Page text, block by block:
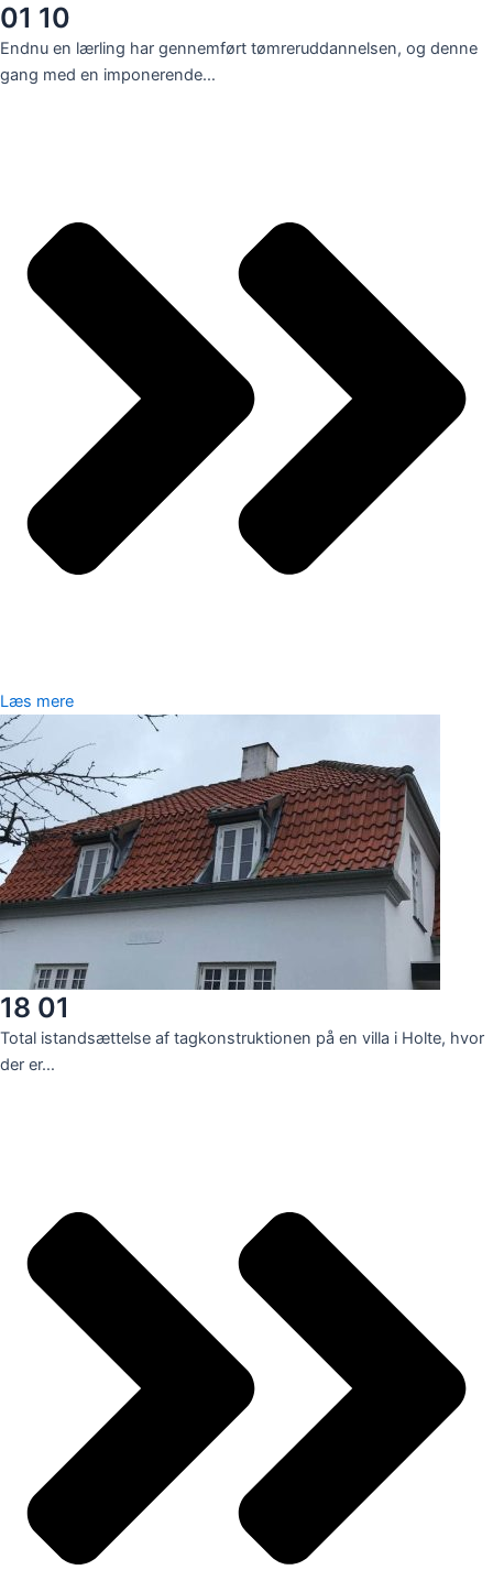
01 10
Endnu en lærling har gennemført tømreruddannelsen, og denne
gang med en imponerende…
Læs mere
18 01
Total istandsættelse af tagkonstruktionen på en villa i Holte, hvor
der er…